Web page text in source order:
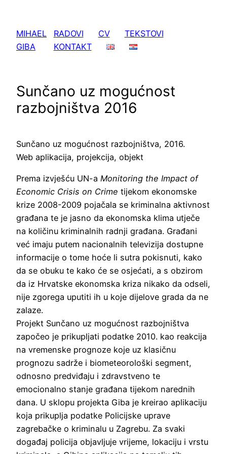
sadržaja
MIHAEL
GIBA
RADOVI CV
TEKSTOVI
KONTAKT
Sunčano uz mogućnost
razbojništva 2016
Sunčano uz mogućnost razbojništva, 2016.
Web aplikacija, projekcija, objekt
Prema izvješću UN-a Monitoring the Impact of
Economic Crisis on Crime tijekom ekonomske
krize 2008-2009 pojačala se kriminalna aktivnost
građana te je jasno da ekonomska klima utječe
na količinu kriminalnih radnji građana. Građani
već imaju putem nacionalnih televizija dostupne
informacije o tome hoće li sutra pokisnuti, kako
da se obuku te kako će se osjećati, a s obzirom
da iz Hrvatske ekonomska kriza nikako da odseli,
nije zgorega uputiti ih u koje dijelove grada da ne
zalaze.
Projekt Sunčano uz mogućnost razbojništva
započeo je prikupljati podatke 2010. kao reakcija
na vremenske prognoze koje uz klasičnu
prognozu sadrže i biometeorološki segment,
odnosno predviđaju i zdravstveno te
emocionalno stanje građana tijekom narednih
dana. U sklopu projekta Giba je kreirao aplikaciju
koja prikuplja podatke Policijske uprave
zagrebačke o kriminalu u Zagrebu. Za svaki
događaj policija objavljuje vrijeme, lokaciju i vrstu